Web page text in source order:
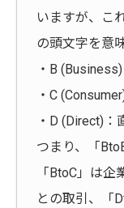
いますが、こ
の頭文字を意
・B
・C
・D (Direct)：
つまり、「
「BtoC」は
との取引、「